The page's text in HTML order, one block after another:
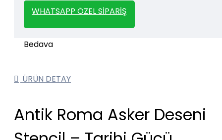
WHATSAPP ÖZEL SIPARIŞ
ÜRÜN DETAY
Antik Roma Asker Deseni